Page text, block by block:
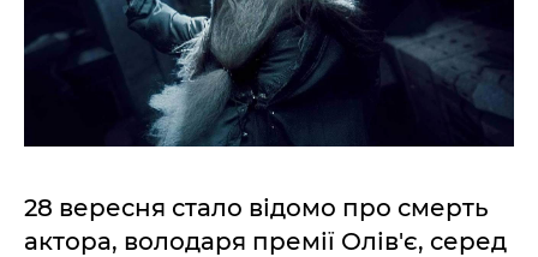
28 вересня стало відомо про смерть
актора, володаря премії Олів'є, серед